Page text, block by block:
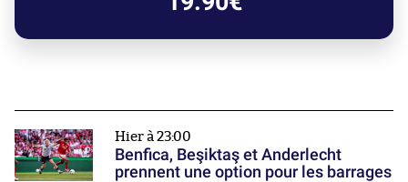
Hier à 23:00
Benfica, Beşiktaş et Anderlecht
prennent une option pour les barrages